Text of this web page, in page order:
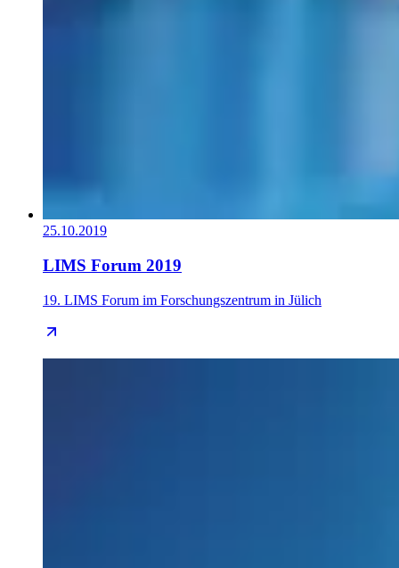
25.10.2019
LIMS Forum 2019
19. LIMS Forum im Forschungszentrum in Jülich